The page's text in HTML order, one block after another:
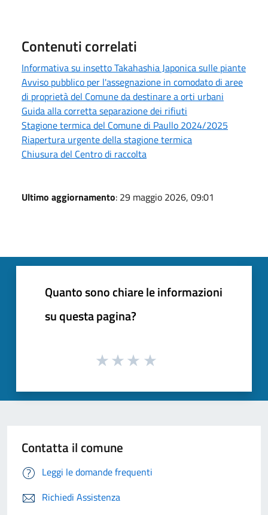
Contenuti correlati
Informativa su insetto Takahashia Japonica sulle piante
Avviso pubblico per l'assegnazione in comodato di aree
di proprietà del Comune da destinare a orti urbani
Guida alla corretta separazione dei rifiuti
Stagione termica del Comune di Paullo 2024/2025
Riapertura urgente della stagione termica
Chiusura del Centro di raccolta
Ultimo aggiornamento: 29 maggio 2026, 09:01
Quanto sono chiare le informazioni
su questa pagina?
Contatta il comune
Leggi le domande frequenti
Richiedi Assistenza